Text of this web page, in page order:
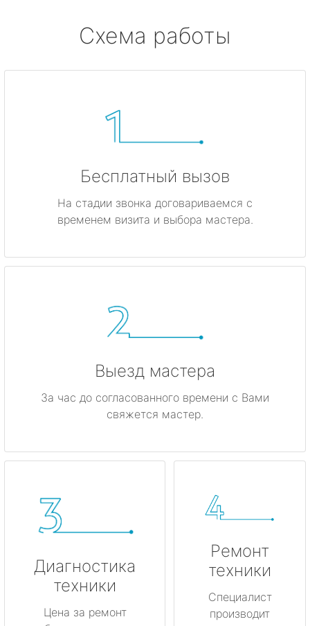
Схема работы
Бесплатный вызов
На стадии звонка договариваемся с
временем визита и выбора мастера.
Выезд мастера
За час до согласованного времени с Вами
свяжется мастер.
Диагностика
техники
Цена за ремонт
Ремонт
техники
Специалист
производит